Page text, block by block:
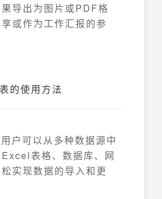
导出为图片或PDF格
或作为工作汇报的参
的使用方法
户可以从多种数据源中
表格、数据库、网
实现数据的导入和更